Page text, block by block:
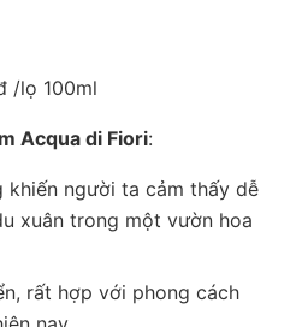
/lọ 100ml
Acqua di Fiori:
khiến người ta cảm thấy dễ
xuân trong một vườn hoa
rất hợp với phong cách